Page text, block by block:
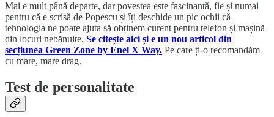
Mai e mult până departe, dar povestea este fascinantă, fie și numai
pentru că e scrisă de Popescu și îți deschide un pic ochii că
tehnologia ne poate ajuta să obținem curent pentru telefon și mașină
din locuri nebănuite. Se citește aici și e un nou articol din
secțiunea Green Zone by Enel X Way. Pe care ți-o recomandăm
cu mare, mare drag.
Test de personalitate